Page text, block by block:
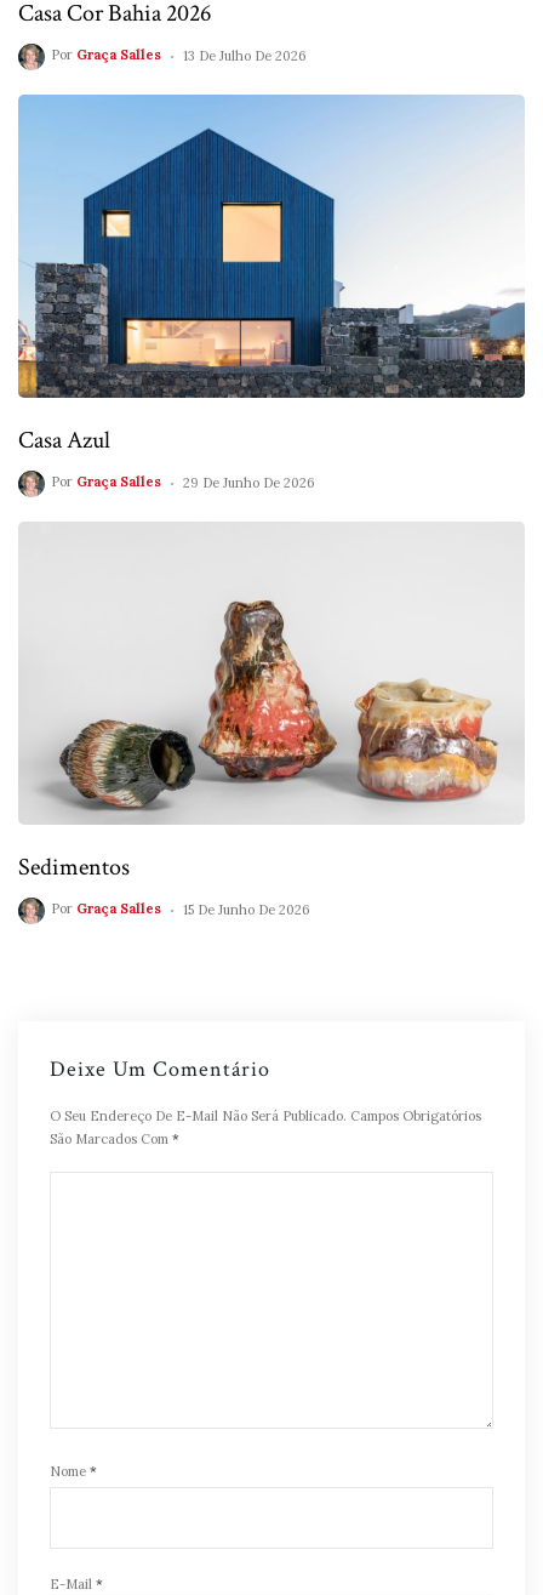
Casa Cor Bahia 2026
Por Graça Salles 13 De Julho De 2026
Casa Azul
Por Graça Salles 29 De Junho De 2026
Sedimentos
Por Graça Salles 15 De Junho De 2026
Deixe Um Comentário
O Seu Endereço De E-Mail Não Será Publicado. Campos Obrigatórios
São Marcados Com *
Nome *
E-Mail *